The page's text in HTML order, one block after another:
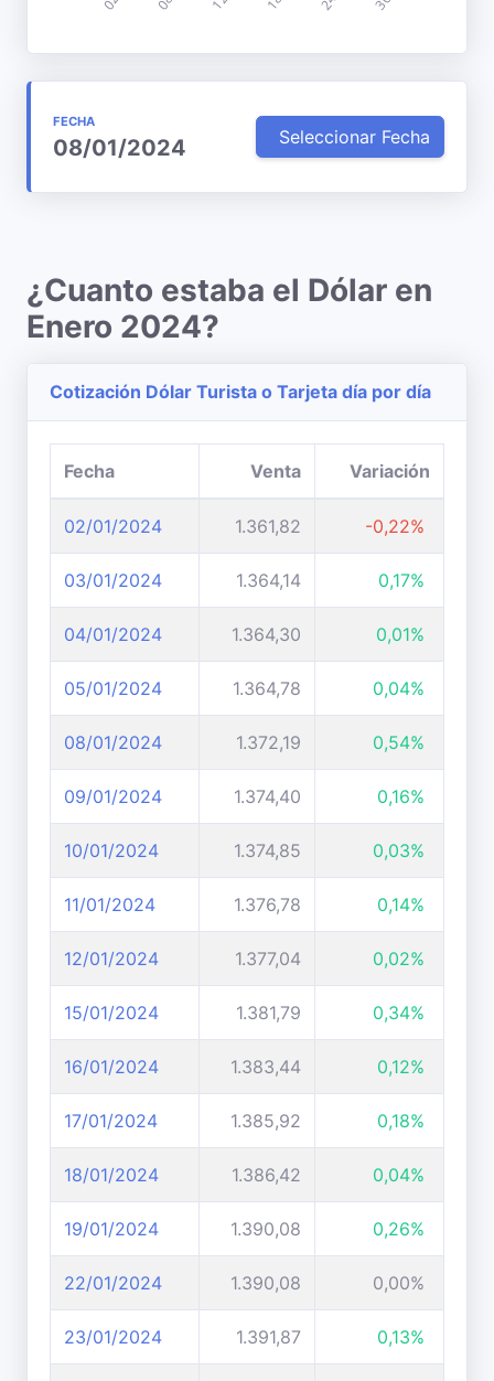
FECHA
08/01/2024 Seleccionar Fecha
¿Cuanto estaba el Dólar en
Enero 2024?
Cotización Dólar Turista o Tarjeta día por día
Fecha Venta Variación
02/01/2024 1.361,82 -0,22%
03/01/2024 1.364,14 0,17%
04/01/2024 1.364,30 0,01%
05/01/2024 1.364,78 0,04%
08/01/2024 1.372,19 0,54%
09/01/2024 1.374,40 0,16%
10/01/2024 1.374,85 0,03%
11/01/2024 1.376,78 0,14%
12/01/2024 1.377,04 0,02%
15/01/2024 1.381,79 0,34%
16/01/2024 1.383,44 0,12%
17/01/2024 1.385,92 0,18%
18/01/2024 1.386,42 0,04%
19/01/2024 1.390,08 0,26%
22/01/2024 1.390,08 0,00%
23/01/2024 1.391,87 0,13%